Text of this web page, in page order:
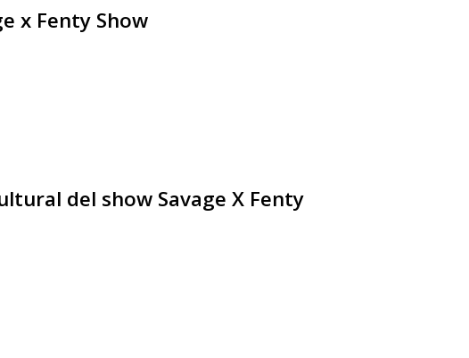
x Fenty Show
del show Savage X Fenty